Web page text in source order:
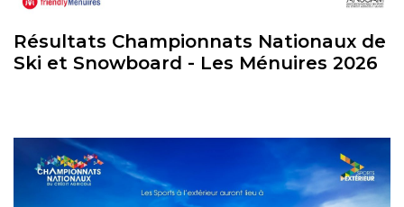
Résultats Championnats Nationaux de
Ski et Snowboard - Les Ménuires 2026